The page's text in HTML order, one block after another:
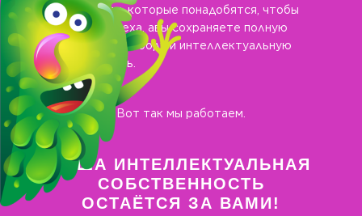
инструменты, которые понадобятся, чтобы
добиться успеха, авы сохраняете полную
креативную свободу и интеллектуальную
собственность.
Вот так мы работаем.
ВАША ИНТЕЛЛЕКТУАЛЬНАЯ
СОБСТВЕННОСТЬ
ОСТАЁТСЯ ЗА ВАМИ!